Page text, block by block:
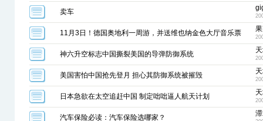
卖车
11月3日！德国奥地利一周游，并送维也纳金色大厅音乐票
神六升空标志中国撕裂美国的导弹防御系统
美国害怕中国抢先登月 担心其防御系统被摧毁
日本急欲在太空追赶中国 制定咄咄逼人航天计划
汽车保险必读：汽车保险选哪家？